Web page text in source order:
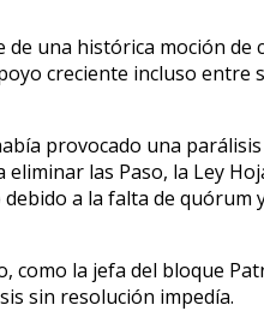
de una histórica moción
creciente incluso
provocado una
las Paso, la Ley
a la falta de
como la jefa del bloque
sin resolución impedía.